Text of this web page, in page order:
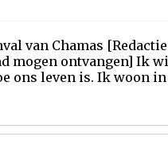
van Chamas
mogen ontvangen] Ik
ons leven is. Ik woon in